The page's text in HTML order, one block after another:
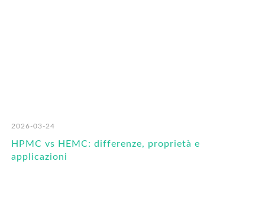
2026-03-24
HPMC vs HEMC: differenze, proprietà e
applicazioni